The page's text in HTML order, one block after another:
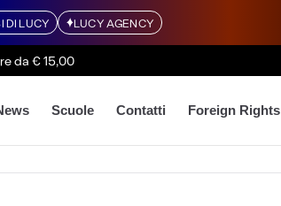
DI LUCY LUCY AGENCY
da € 15,00
Scuole Contatti Foreign Rights